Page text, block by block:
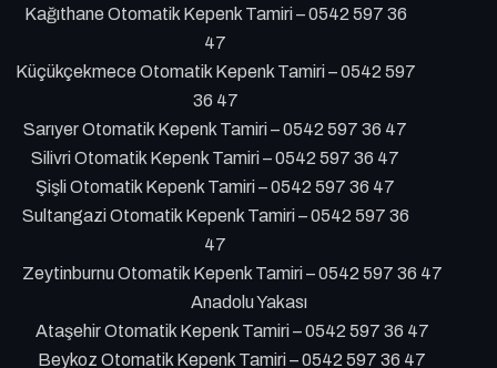
Kağıthane Otomatik Kepenk Tamiri – 0542 597 36
47
Küçükçekmece Otomatik Kepenk Tamiri – 0542 597
36 47
Sarıyer Otomatik Kepenk Tamiri – 0542 597 36 47
Silivri Otomatik Kepenk Tamiri – 0542 597 36 47
Şişli Otomatik Kepenk Tamiri – 0542 597 36 47
Sultangazi Otomatik Kepenk Tamiri – 0542 597 36
47
Zeytinburnu Otomatik Kepenk Tamiri – 0542 597 36 47
Anadolu Yakası
Ataşehir Otomatik Kepenk Tamiri – 0542 597 36 47
Beykoz Otomatik Kepenk Tamiri – 0542 597 36 47